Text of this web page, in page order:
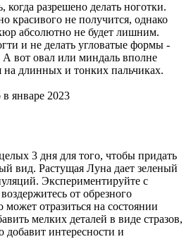
разрешено делать ноготки.
красивого не получится, однако
абсолютно не будет лишним.
и не делать угловатые формы -
А вот овал или миндаль вполне
на длинных и тонких пальчиках.
3 дня для того, чтобы придать
вид. Растущая Луна дает зеленый
Экспериментируйте с
от обрезного
отразиться на состоянии
мелких деталей в виде стразов,
добавит интересности и